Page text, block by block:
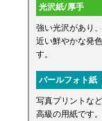
光沢紙/厚手
強い光沢があり
近い鮮やかな発
す。
パールフォト紙
写真プリントな
高級の用紙です。